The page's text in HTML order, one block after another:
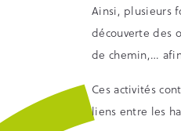
Ainsi, plusieurs
découverte des
de chemin,…
Ces activités
liens entre les